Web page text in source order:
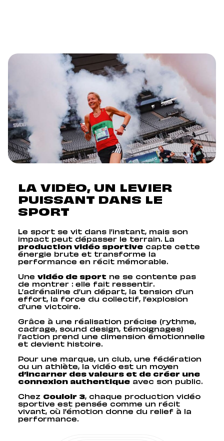
LA VIDÉO, UN LEVIER
PUISSANT DANS LE
SPORT
Le sport se vit dans l’instant, mais son
impact peut dépasser le terrain. La
production vidéo sportive capte cette
énergie brute et transforme la
performance en récit mémorable.
Une vidéo de sport ne se contente pas
de montrer : elle fait ressentir.
L’adrénaline d’un départ, la tension d’un
effort, la force du collectif, l’explosion
d’une victoire.
Grâce à une réalisation précise (rythme,
cadrage, sound design, témoignages)
l’action prend une dimension émotionnelle
et devient histoire.
Pour une marque, un club, une fédération
ou un athlète, la vidéo est un moyen
d’incarner des valeurs et de créer une
connexion authentique avec son public.
Chez Couloir 3, chaque production vidéo
sportive est pensée comme un récit
vivant, où l’émotion donne du relief à la
performance.